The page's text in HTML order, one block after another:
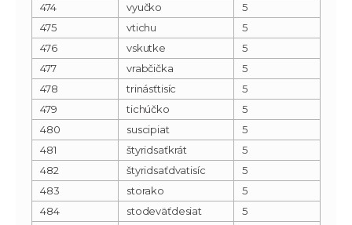
474
vyučko
5
475
vtichu
5
476
vskutke
5
477
vrabčička
5
478
trinásťtisíc
5
479
tichúčko
5
480
suscipiat
5
481
štyridsaťkrát
5
482
štyridsaťdvatisíc
5
483
storako
5
484
stodeväťdesiat
5